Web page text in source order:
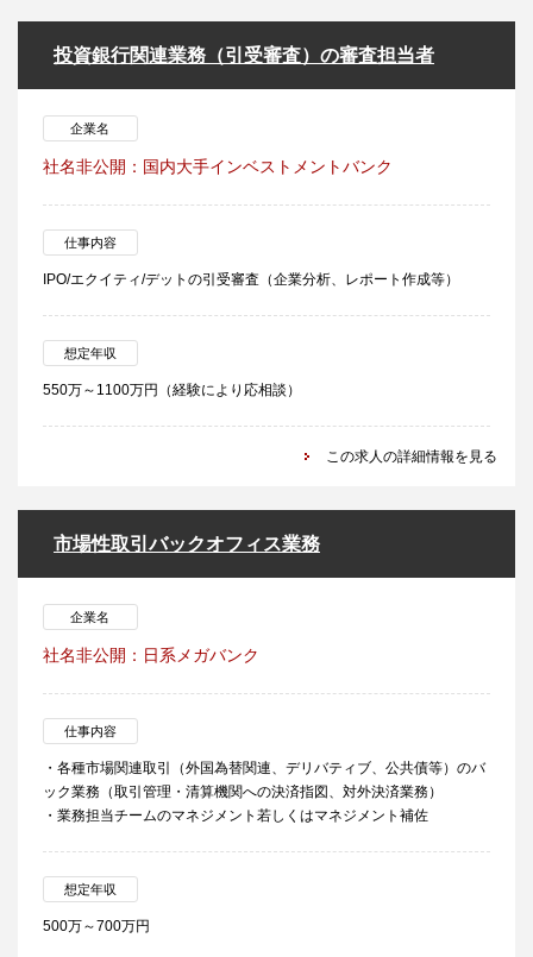
投資銀行関連業務（引受審査）の審査担当者
企業名
社名非公開：国内大手インベストメントバンク
仕事内容
IPO/エクイティ/デットの引受審査（企業分析、レポート作成等）
想定年収
550万～1100万円（経験により応相談）
この求人の詳細情報を見る
市場性取引バックオフィス業務
企業名
社名非公開：日系メガバンク
仕事内容
・各種市場関連取引（外国為替関連、デリバティブ、公共債等）のバ
ック業務（取引管理・清算機関への決済指図、対外決済業務）
・業務担当チームのマネジメント若しくはマネジメント補佐
想定年収
500万～700万円